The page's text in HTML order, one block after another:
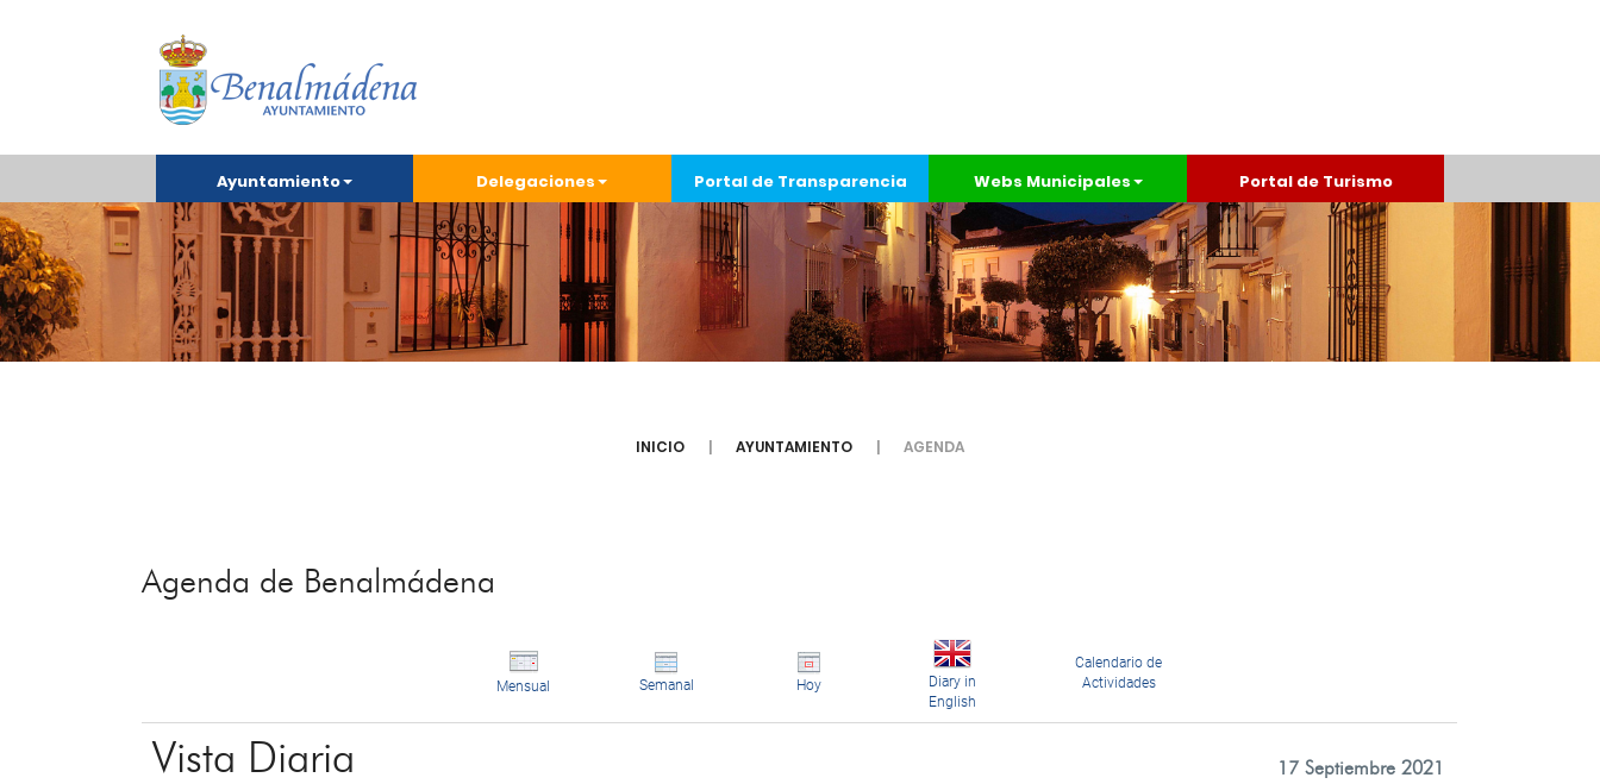
Ayuntamiento Delegaciones Portal de Transparencia Webs Municipales Portal de Turismo
INICIO AYUNTAMIENTO AGENDA
Agenda de Benalmádena
Mensual Semanal Hoy
Diary in
English
Calendario de
Actividades
Vista Diaria 17 Septiembre 2021